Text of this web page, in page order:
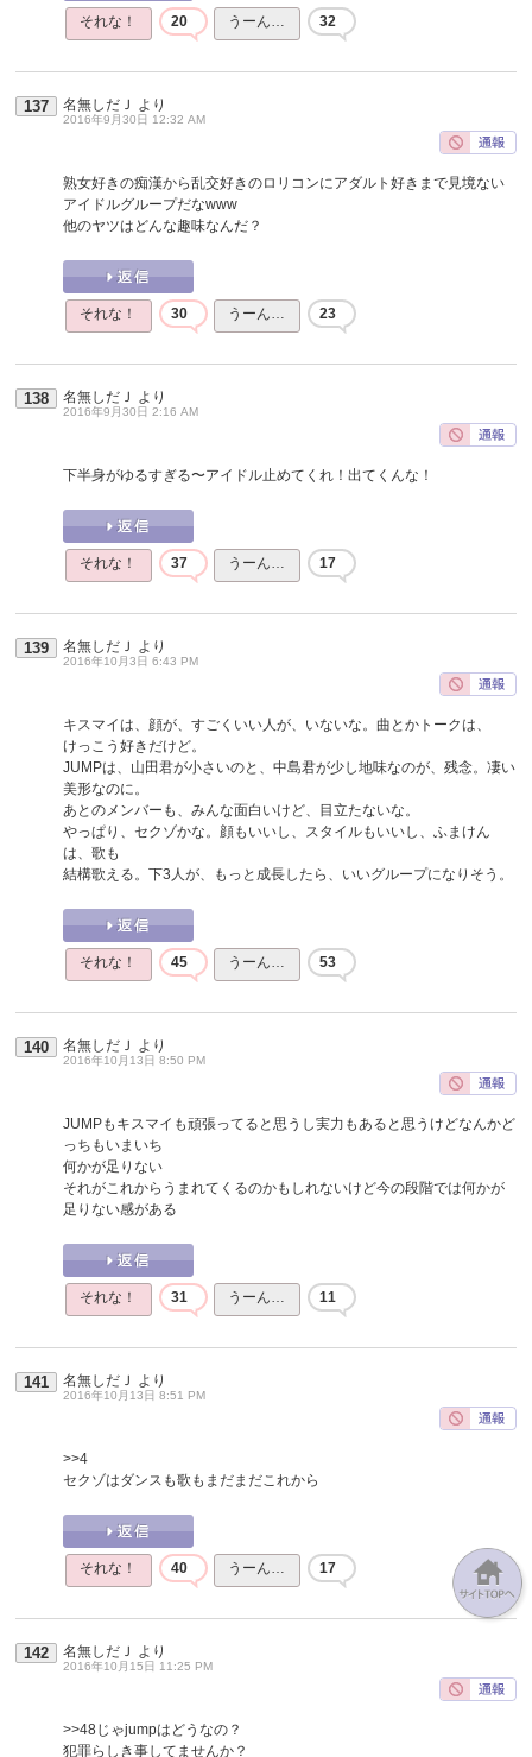
それな！ 20 うーん… 32
137 名無しだＪ より
2016年9月30日 12:32 AM
熟女好きの痴漢から乱交好きのロリコンにアダルト好きまで見境ない
アイドルグループだなwww
他のヤツはどんな趣味なんだ？
それな！ 30 うーん… 23
138 名無しだＪ より
2016年9月30日 2:16 AM
下半身がゆるすぎる〜アイドル止めてくれ！出てくんな！
それな！ 37 うーん… 17
139 名無しだＪ より
2016年10月3日 6:43 PM
キスマイは、顔が、すごくいい人が、いないな。曲とかトークは、
けっこう好きだけど。
JUMPは、山田君が小さいのと、中島君が少し地味なのが、残念。凄い
美形なのに。
あとのメンバーも、みんな面白いけど、目立たないな。
やっぱり、セクゾかな。顔もいいし、スタイルもいいし、ふまけん
は、歌も
結構歌える。下3人が、もっと成長したら、いいグループになりそう。
それな！ 45 うーん… 53
140 名無しだＪ より
2016年10月13日 8:50 PM
JUMPもキスマイも頑張ってると思うし実力もあると思うけどなんかど
っちもいまいち
何かが足りない
それがこれからうまれてくるのかもしれないけど今の段階では何かが
足りない感がある
それな！ 31 うーん… 11
141 名無しだＪ より
2016年10月13日 8:51 PM
>>4
セクゾはダンスも歌もまだまだこれから
それな！ 40 うーん… 17
142 名無しだＪ より
2016年10月15日 11:25 PM
>>48じゃjumpはどうなの？
犯罪らしき事してませんか？